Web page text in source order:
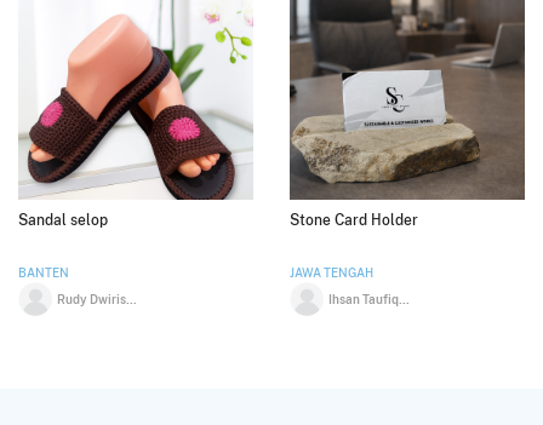
Sandal selop
BANTEN
Stone Card Holder
JAWA TENGAH